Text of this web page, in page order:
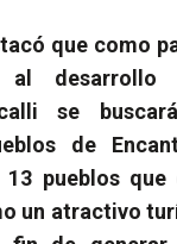
que como
desarrollo
se
de
pueblos que
un atractivo